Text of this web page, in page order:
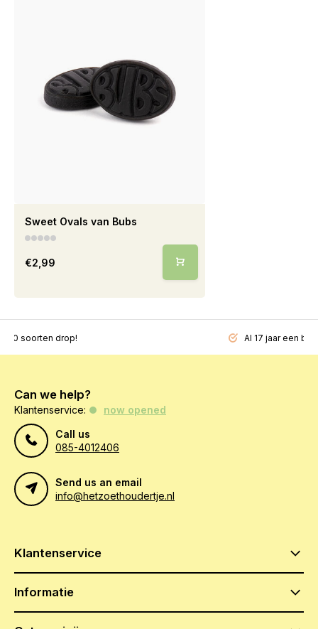
Sweet Ovals van Bubs
€2,99
soorten drop! Al 17 jaar een
Can we help?
Klantenservice:
now opened
Call us
085-4012406
Send us an email
info@hetzoethoudertje.nl
Klantenservice
Informatie